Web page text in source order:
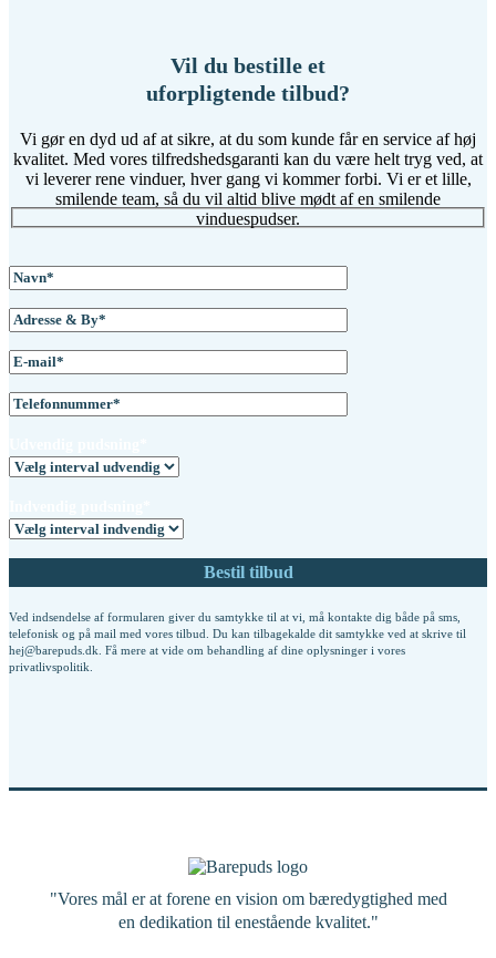
Vil du bestille et
uforpligtende tilbud?
Vi gør en dyd ud af at sikre, at du som kunde får en service af høj
kvalitet. Med vores tilfredshedsgaranti kan du være helt tryg ved, at
vi leverer rene vinduer, hver gang vi kommer forbi. Vi er et lille,
smilende team, så du vil altid blive mødt af en smilende
vinduespudser.
Ved indsendelse af formularen giver du samtykke til at vi, må kontakte dig både på sms,
telefonisk og på mail med vores tilbud. Du kan tilbagekalde dit samtykke ved at skrive til
hej@barepuds.dk. Få mere at vide om behandling af dine oplysninger i vores
privatlivspolitik
"Vores mål er at forene en vision om bæredygtighed med
en dedikation til enestående kvalitet."